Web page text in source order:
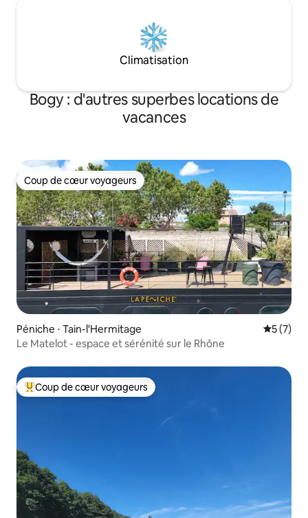
Climatisation
Bogy : d'autres superbes locations de
vacances
Coup de cœur voyageurs
Coup de cœur voyageurs
Péniche ⋅ Tain-l'Hermitage
5 (7)
Le Matelot - espace et sérénité sur le Rhône
Coups de cœur voyageurs les plus appréciés
Coup de cœur voyageurs